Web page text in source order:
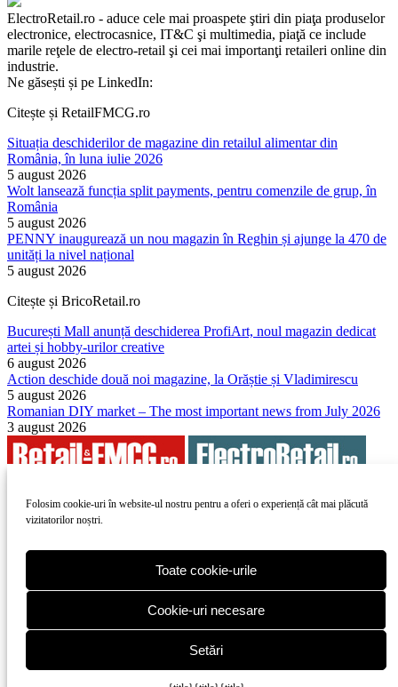
ElectroRetail.ro - aduce cele mai proaspete ştiri din piaţa produselor
electronice, electrocasnice, IT&C şi multimedia, piaţă ce include
marile reţele de electro-retail şi cei mai importanţi retaileri online din
industrie.
Ne găsești și pe LinkedIn:
Citește și RetailFMCG.ro
Situația deschiderilor de magazine din retailul alimentar din
România, în luna iulie 2026
5 august 2026
Wolt lansează funcția split payments, pentru comenzile de grup, în
România
5 august 2026
PENNY inaugurează un nou magazin în Reghin și ajunge la 470 de
unități la nivel național
5 august 2026
Citește și BricoRetail.ro
București Mall anunță deschiderea ProfiArt, noul magazin dedicat
artei și hobby-urilor creative
6 august 2026
Action deschide două noi magazine, la Orăștie și Vladimirescu
5 august 2026
Romanian DIY market – The most important news from July 2026
3 august 2026
Folosim cookie-uri în website-ul nostru pentru a oferi o experiență cât mai plăcută
vizitatorilor noștri.
Toate cookie-urile
Cookie-uri necesare
Setări